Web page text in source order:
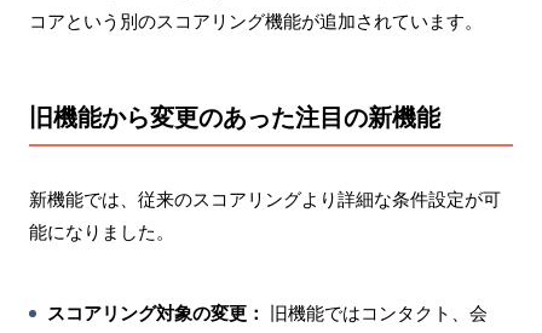
コアという別のスコアリング機能が追加されています。
旧機能から変更のあった注目の新機能
新機能では、従来のスコアリングより詳細な条件設定が可
能になりました。
スコアリング対象の変更：
旧機能ではコンタクト、会